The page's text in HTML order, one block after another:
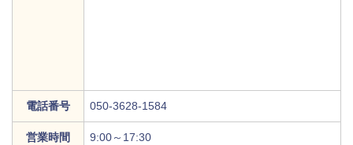
電話番号 050-3628-1584
営業時間 9:00～17:30